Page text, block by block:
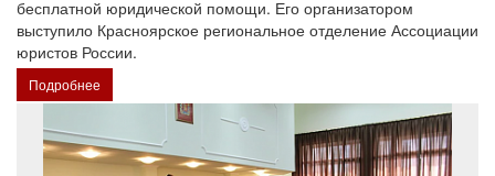
бесплатной юридической помощи. Его организатором
выступило Красноярское региональное отделение Ассоциации
юристов России.
Подробнее